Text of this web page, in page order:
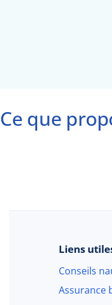
Ce que
Liens
Conseils
Assurance